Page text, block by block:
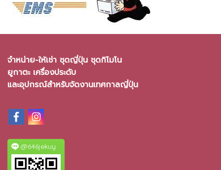
จำหน่าย-ให้เช่า ชุดญี่ปุ่น ชุดกิโมโน
ยูกาตะ เครื่องประดับ
และอุปกรณ์สำหรับจัดงานเทศกาลญี่ปุ่น
@646jekuy